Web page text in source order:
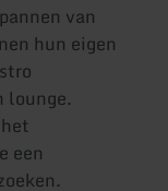
van
hun eigen
lounge.
een